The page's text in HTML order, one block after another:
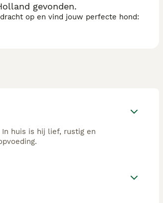
gevonden.
op en vind jouw perfecte hond:
In huis is hij lief, rustig en